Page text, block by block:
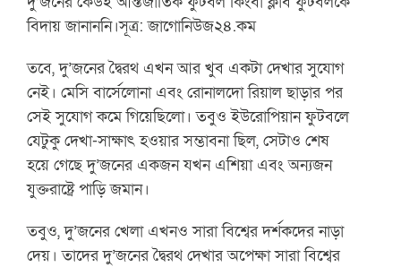
বিদায় জানাননি।সূত্র: জাগোনিউজ২৪.কম
তবে, দু’জনের দ্বৈরথ এখন আর খুব একটা দেখার সুযোগ
নেই। মেসি বার্সেলোনা এবং রোনালদো রিয়াল ছাড়ার পর
সেই সুযোগ কমে গিয়েছিলো। তবুও ইউরোপিয়ান ফুটবলে
যেটুকু দেখা-সাক্ষাৎ হওয়ার সম্ভাবনা ছিল, সেটাও শেষ
হয়ে গেছে দু’জনের একজন যখন এশিয়া এবং অন্যজন
যুক্তরাষ্ট্রে পাড়ি জমান।
তবুও, দু’জনের খেলা এখনও সারা বিশ্বের দর্শকদের নাড়া
দেয়। তাদের দু’জনের দ্বৈরথ দেখার অপেক্ষা সারা বিশ্বের